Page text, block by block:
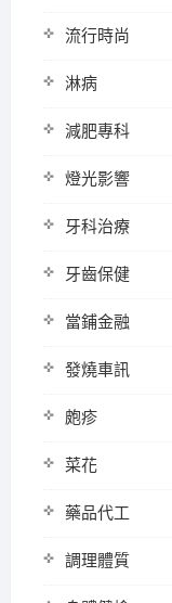
流行時尚
淋病
減肥專科
燈光影響
牙科治療
牙齒保健
當鋪金融
發燒車訊
皰疹
菜花
藥品代工
調理體質